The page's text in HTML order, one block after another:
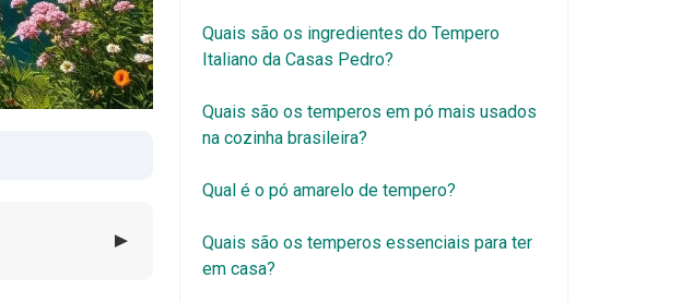
▼
Quais são os ingredientes do Tempero
Italiano da Casas Pedro?
Quais são os temperos em pó mais usados
na cozinha brasileira?
Qual é o pó amarelo de tempero?
Quais são os temperos essenciais para ter
em casa?